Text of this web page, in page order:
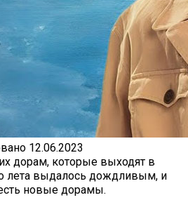
12.06.2023
дорам, которые выходят в
лета выдалось дождливым, и
новые дорамы.